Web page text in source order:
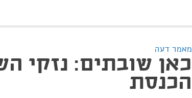
מאמר דעה
כאן שובתים: נזקי
הכנסת